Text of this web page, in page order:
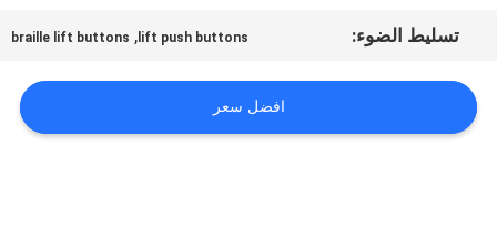
أخبار
تسليط الضوء: lift push buttons
,
braille lift buttons
افضل سعر